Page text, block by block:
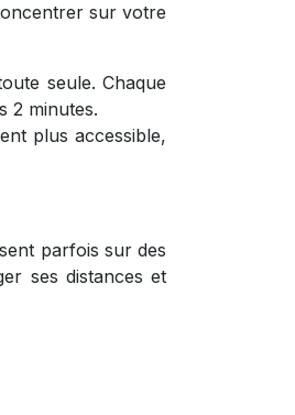
sur votre
seule. Chaque
2 minutes.
plus accessible,
parfois sur des
ses distances et